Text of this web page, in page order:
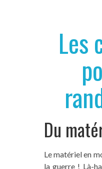
Les
Du
Le matériel en
la guerre ! Là-